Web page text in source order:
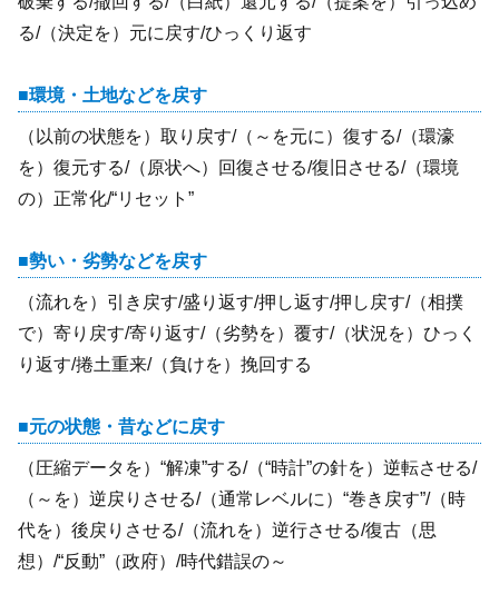
る/（決定を）元に戻す/ひっくり返す
環境・土地などを戻す
（以前の状態を）取り戻す/（～を元に）復する/（環濠
を）復元する/（原状へ）回復させる/復旧させる/（環境
の）正常化/“リセット”
勢い・劣勢などを戻す
（流れを）引き戻す/盛り返す/押し返す/押し戻す/（相撲
で）寄り戻す/寄り返す/（劣勢を）覆す/（状況を）ひっく
り返す/捲土重来/（負けを）挽回する
元の状態・昔などに戻す
（圧縮データを）“解凍”する/（“時計”の針を）逆転させる/
（～を）逆戻りさせる/（通常レベルに）“巻き戻す”/（時
代を）後戻りさせる/（流れを）逆行させる/復古（思
想）/“反動”（政府）/時代錯誤の～